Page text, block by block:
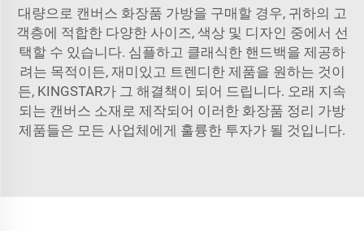
대량으로 캔버스 화장품 가방을 구매할 경우, 귀하의 고
객층에 적합한 다양한 사이즈, 색상 및 디자인 중에서 선
택할 수 있습니다. 심플하고 클래식한 핸드백을 제공하
려는 목적이든, 재미있고 트렌디한 제품을 원하는 것이
든, KINGSTAR가 그 해결책이 되어 드립니다. 오래 지속
되는 캔버스 소재로 제작되어 이러한 화장품 정리 가방
제품들은 모든 사업체에게 훌륭한 투자가 될 것입니다.